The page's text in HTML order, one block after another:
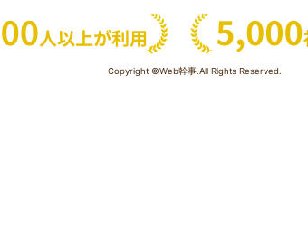
Copyright ©Web幹事.All Rights Reserved.